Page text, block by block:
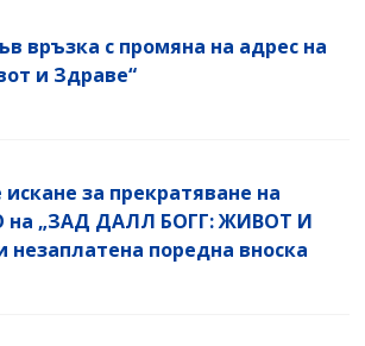
Обезпечителен фонд
СПРАВКИ
връзка с промяна на адрес на
и Здраве“
за прекратяване на
на „ЗАД ДАЛЛ БОГГ: ЖИВОТ И
незаплатена поредна вноска